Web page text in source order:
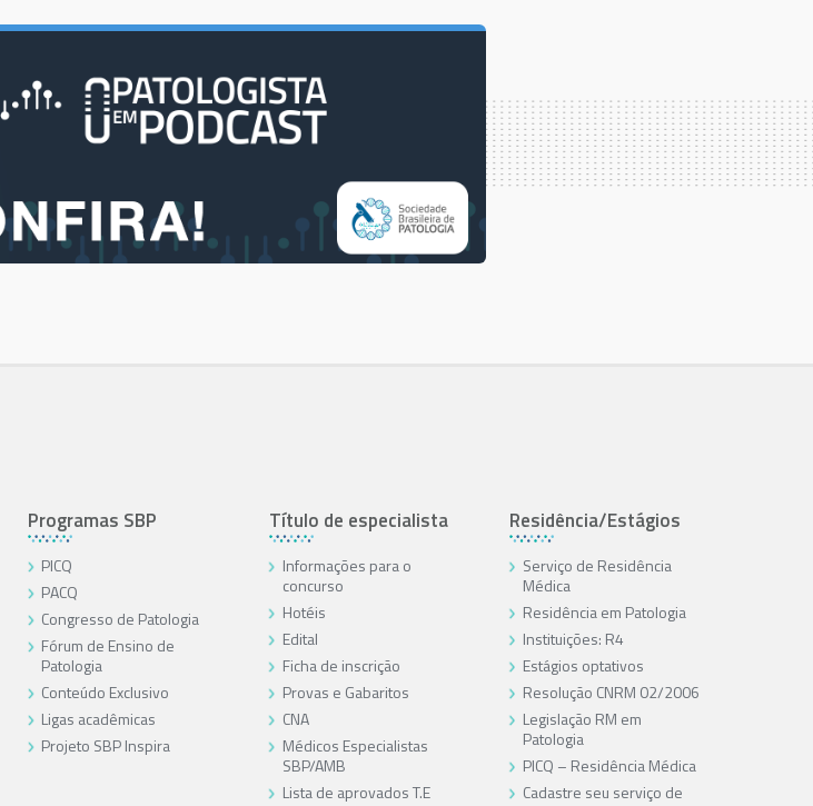
Programas SBP
PICQ
PACQ
Congresso de Patologia
Fórum de Ensino de
Patologia
Conteúdo Exclusivo
Ligas acadêmicas
Projeto SBP Inspira
Título de especialista
Informações para o
concurso
Hotéis
Edital
Ficha de inscrição
Provas e Gabaritos
CNA
Médicos Especialistas
SBP/AMB
Lista de aprovados T.E
Residência/Estágios
Serviço de Residência
Médica
Residência em Patologia
Instituições: R4
Estágios optativos
Resolução CNRM 02/2006
Legislação RM em
Patologia
PICQ – Residência Médica
Cadastre seu serviço de